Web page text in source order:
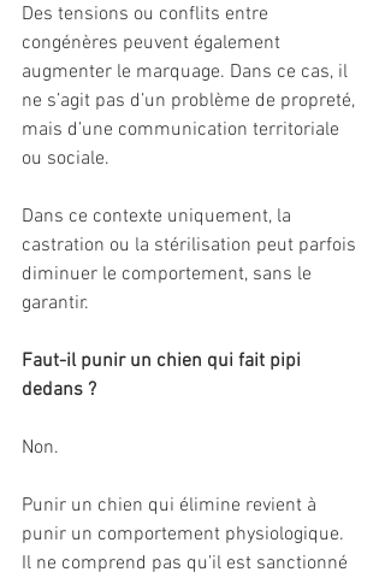
Des tensions ou conflits entre
congénères peuvent également
augmenter le marquage. Dans ce cas, il
ne s’agit pas d’un problème de propreté,
mais d’une communication territoriale
ou sociale.
Dans ce contexte uniquement, la
castration ou la stérilisation peut parfois
diminuer le comportement, sans le
garantir.
Faut-il punir un chien qui fait pipi
dedans ?
Non.
Punir un chien qui élimine revient à
punir un comportement physiologique.
Il ne comprend pas qu’il est sanctionné